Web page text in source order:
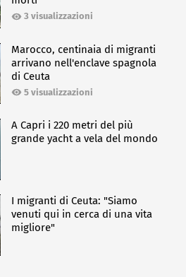
3 visualizzazioni
Marocco, centinaia di migranti
arrivano nell'enclave spagnola
di Ceuta
5 visualizzazioni
A Capri i 220 metri del più
grande yacht a vela del mondo
I migranti di Ceuta: "Siamo
venuti qui in cerca di una vita
migliore"